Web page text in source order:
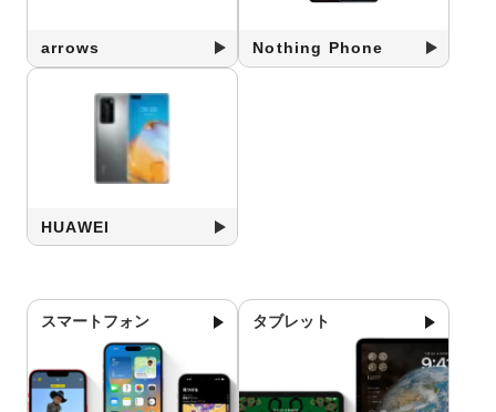
arrows Nothing Phone
HUAWEI
スマートフォン タブレット